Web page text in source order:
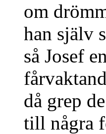
om
han själv
så Josef
då grep
till några